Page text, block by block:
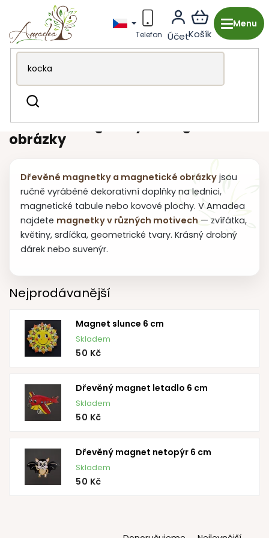
obsah
Hledat
Dřevěná výroba z Česka
Dřevěné magnetky a magnetické
obrázky
Dřevěné magnetky a magnetické obrázky jsou
ručně vyráběné dekorativní doplňky na lednici,
magnetické tabule nebo kovové plochy. V Amadea
najdete magnetky v různých motivech — zvířátka,
květiny, srdíčka, geometrické tvary. Krásný drobný
dárek nebo suvenýr.
Nejprodávanější
Magnet slunce 6 cm
Skladem
50 Kč
Dřevěný magnet letadlo 6 cm
Skladem
50 Kč
Dřevěný magnet netopýr 6 cm
Skladem
50 Kč
Ř